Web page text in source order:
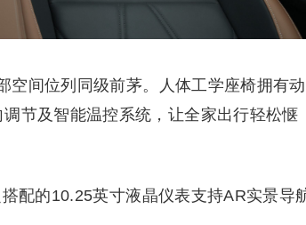
空间位列同级前茅。人体工学座椅拥有动
节及智能温控系统，让全家出行轻松惬
配的10.25英寸液晶仪表支持AR实景导